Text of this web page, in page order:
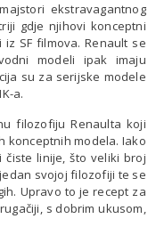
ekstravagantnog
gdje njihovi konceptni
SF filmova. Renault se
modeli ipak imaju
su za serijske modele
a.
filozofiju Renaulta koji
konceptnih modela. Iako
linije, što veliki broj
svojoj filozofiji te se
Upravo to je recept za
s dobrim ukusom,